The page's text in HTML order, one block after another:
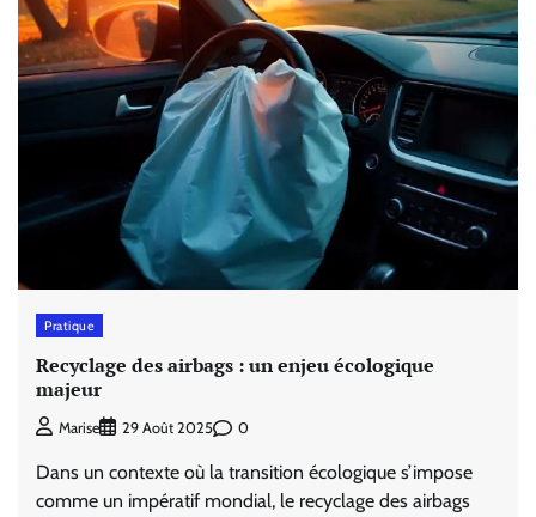
Pratique
Recyclage des airbags : un enjeu écologique
majeur
Marise 29 Août 2025 0
Dans un contexte où la transition écologique s’impose
comme un impératif mondial, le recyclage des airbags